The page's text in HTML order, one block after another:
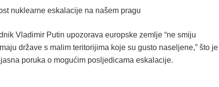
nuklearne eskalacije na našem pragu
Vladimir Putin upozorava europske zemlje “ne smiju
države s malim teritorijima koje su gusto naseljene,” što je
poruka o mogućim posljedicama eskalacije.